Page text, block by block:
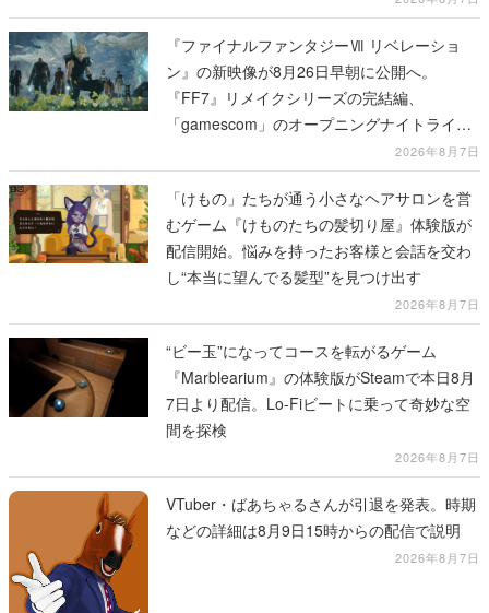
『ファイナルファンタジーⅦ リベレーショ
ン』の新映像が8月26日早朝に公開へ。
『FF7』リメイクシリーズの完結編、
「gamescom」のオープニングナイトライブ
にてディレクターの浜口直樹氏が登壇する予
定
2026年8月7日
「けもの」たちが通う小さなヘアサロンを営
むゲーム『けものたちの髪切り屋』体験版が
配信開始。悩みを持ったお客様と会話を交わ
し“本当に望んでる髪型”を見つけ出す
2026年8月7日
“ビー玉”になってコースを転がるゲーム
『Marblearium』の体験版がSteamで本日8月
7日より配信。Lo-Fiビートに乗って奇妙な空
間を探検
2026年8月7日
VTuber・ばあちゃるさんが引退を発表。時期
などの詳細は8月9日15時からの配信で説明
2026年8月7日